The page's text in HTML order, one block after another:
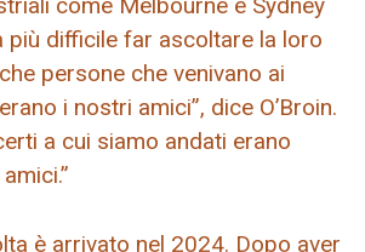
come Melbourne e Sydney
più difficile far ascoltare la loro
persone che venivano ai
i nostri amici”, dice O’Broin.
a cui siamo andati erano
è arrivato nel 2024. Dopo aver